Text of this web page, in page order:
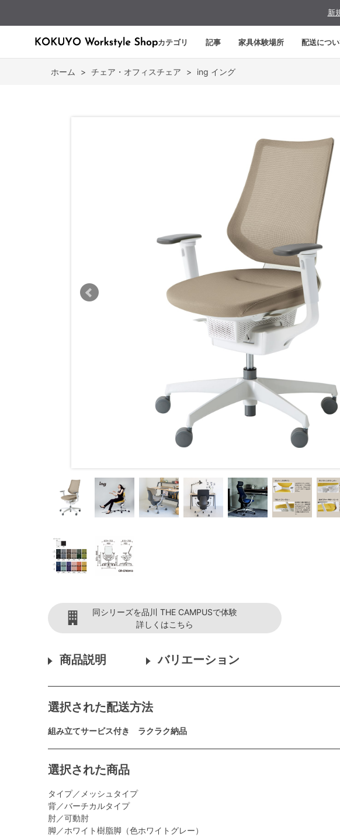
新
カテゴリ 記事 家具体験場所 配送につ
ホーム > チェア・オフィスチェア > ing イング
同シリーズを品川 THE CAMPUSで体験
詳しくはこちら
商品説明 バリエーション
選択された配送方法
組み立てサービス付き ラクラク納品
選択された商品
タイプ／メッシュタイプ
背／バーチカルタイプ
肘／可動肘
脚／ホワイト樹脂脚（色ホワイトグレー）